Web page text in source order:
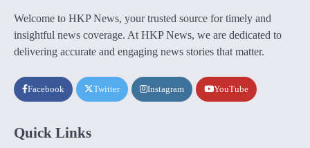
Welcome to HKP News, your trusted source for timely and
insightful news coverage. At HKP News, we are dedicated to
delivering accurate and engaging news stories that matter.
Facebook Twitter Instagram YouTube
Quick Links